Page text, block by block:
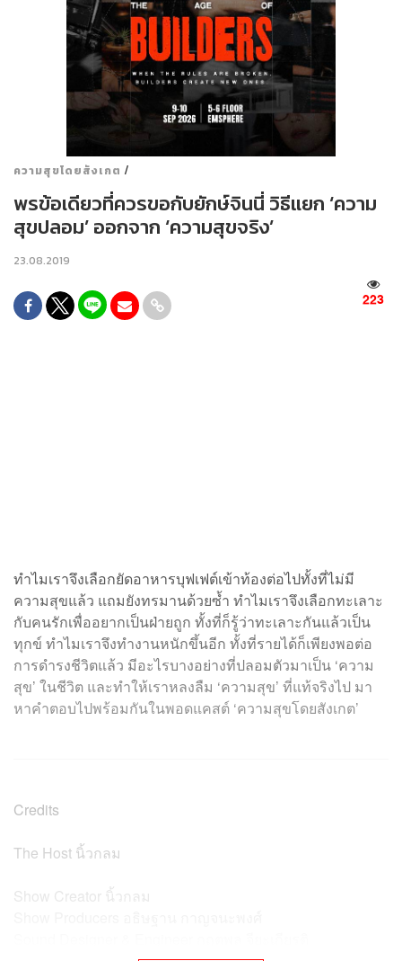
ความสุขโดยสังเกต /
พรข้อเดียวที่ควรขอกับยักษ์จินนี่ วิธีแยก ‘ความ
สุขปลอม’ ออกจาก ‘ความสุขจริง’
23.08.2019
223
ทำไมเราจึงเลือกยัดอาหารบุฟเฟต์เข้าท้องต่อไปทั้งที่ไม่มี
ความสุขแล้ว แถมยังทรมานด้วยซ้ำ ทำไมเราจึงเลือกทะเลาะ
กับคนรักเพื่ออยากเป็นฝ่ายถูก ทั้งที่ก็รู้ว่าทะเลาะกันแล้วเป็น
ทุกข์ ทำไมเราจึงทำงานหนักขึ้นอีก ทั้งที่รายได้ก็เพียงพอต่อ
การดำรงชีวิตแล้ว มีอะไรบางอย่างที่ปลอมตัวมาเป็น ‘ความ
สุข’ ในชีวิต และทำให้เราหลงลืม ‘ความสุข’ ที่แท้จริงไป มา
หาคำตอบไปพร้อมกันในพอดแคสต์ ‘ความสุขโดยสังเกต’
Credits
The Host นิ้วกลม
Show Creator นิ้วกลม